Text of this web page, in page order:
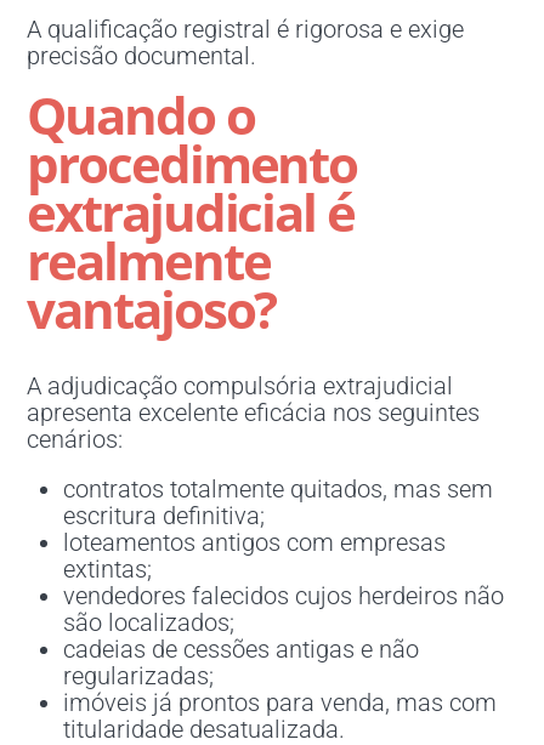
A qualificação registral é rigorosa e exige
precisão documental.
Quando o
procedimento
extrajudicial é
realmente
vantajoso?
A adjudicação compulsória extrajudicial
apresenta excelente eficácia nos seguintes
cenários:
contratos totalmente quitados, mas sem
escritura definitiva;
loteamentos antigos com empresas
extintas;
vendedores falecidos cujos herdeiros não
são localizados;
cadeias de cessões antigas e não
regularizadas;
imóveis já prontos para venda, mas com
titularidade desatualizada.